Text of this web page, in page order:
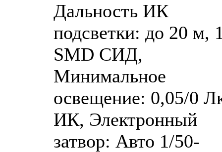
Дальность ИК
подсветки: до 20 м,
SMD СИД,
Минимальное
освещение: 0,05/0
ИК, Электронный
затвор: Авто 1/50-